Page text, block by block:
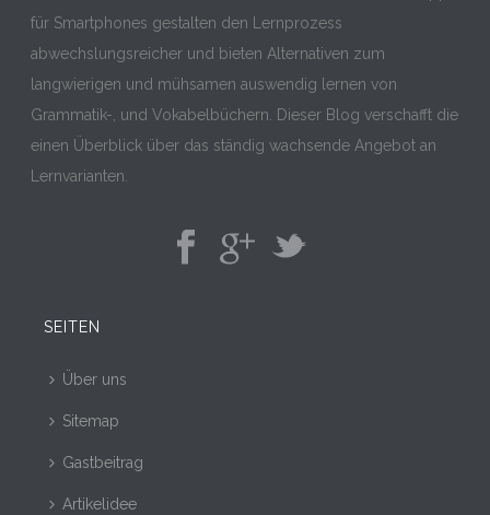
für Smartphones gestalten den Lernprozess
abwechslungsreicher und bieten Alternativen zum
langwierigen und mühsamen auswendig lernen von
Grammatik-, und Vokabelbüchern. Dieser Blog verschafft die
einen Überblick über das ständig wachsende Angebot an
Lernvarianten.
SEITEN
Über uns
Sitemap
Gastbeitrag
Artikelidee